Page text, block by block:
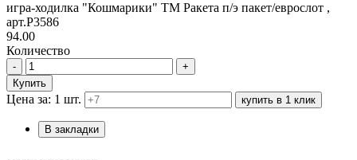
игра-ходилка "Кошмарики" ТМ Ракета п/э пакет/еврослот ,
арт.Р3586
94.00
Количество
-
+
Купить
Цена за: 1 шт. купить в 1 клик
В закладки